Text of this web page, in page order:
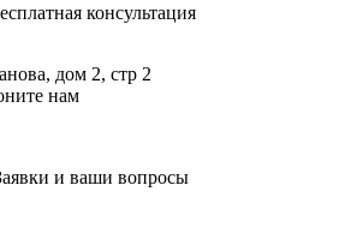
консультация
дом 2, стр 2
нам
и ваши вопросы